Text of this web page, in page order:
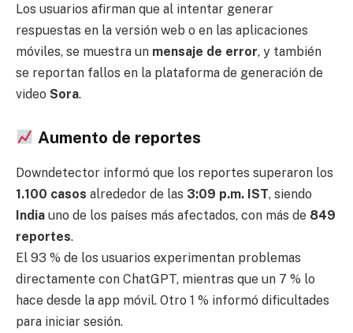
Los usuarios afirman que al intentar generar
respuestas en la versión web o en las aplicaciones
móviles, se muestra un mensaje de error, y también
se reportan fallos en la plataforma de generación de
video Sora.
Aumento de reportes
Downdetector informó que los reportes superaron los
1.100 casos alrededor de las 3:09 p.m. IST, siendo
India uno de los países más afectados, con más de 849
reportes.
El 93 % de los usuarios experimentan problemas
directamente con ChatGPT, mientras que un 7 % lo
hace desde la app móvil. Otro 1 % informó dificultades
para iniciar sesión.